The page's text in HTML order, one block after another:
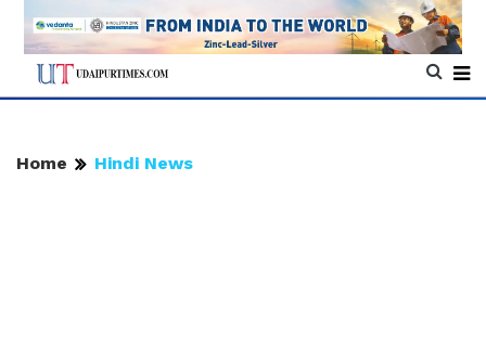
Home Hindi News